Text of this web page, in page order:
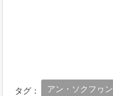
タグ： アン・ソクフヮン